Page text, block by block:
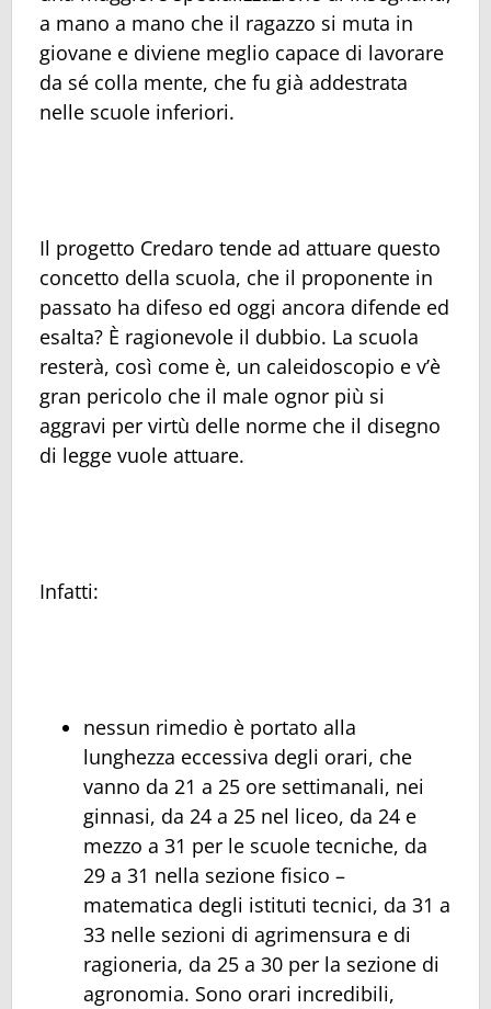
a mano a mano che il ragazzo si muta in
giovane e diviene meglio capace di lavorare
da sé colla mente, che fu già addestrata
nelle scuole inferiori.
Il progetto Credaro tende ad attuare questo
concetto della scuola, che il proponente in
passato ha difeso ed oggi ancora difende ed
esalta? È ragionevole il dubbio. La scuola
resterà, così come è, un caleidoscopio e v’è
gran pericolo che il male ognor più si
aggravi per virtù delle norme che il disegno
di legge vuole attuare.
Infatti:
nessun rimedio è portato alla
lunghezza eccessiva degli orari, che
vanno da 21 a 25 ore settimanali, nei
ginnasi, da 24 a 25 nel liceo, da 24 e
mezzo a 31 per le scuole tecniche, da
29 a 31 nella sezione fisico –
matematica degli istituti tecnici, da 31 a
33 nelle sezioni di agrimensura e di
ragioneria, da 25 a 30 per la sezione di
agronomia. Sono orari incredibili,